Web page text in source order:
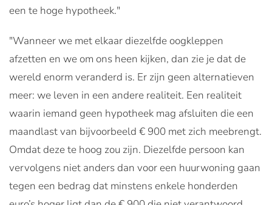
een te hoge hypotheek."
"Wanneer we met elkaar diezelfde oogkleppen
afzetten en we om ons heen kijken, dan zie je dat de
wereld enorm veranderd is. Er zijn geen alternatieven
meer: we leven in een andere realiteit. Een realiteit
waarin iemand geen hypotheek mag afsluiten die een
maandlast van bijvoorbeeld € 900 met zich meebrengt.
Omdat deze te hoog zou zijn. Diezelfde persoon kan
vervolgens niet anders dan voor een huurwoning gaan
tegen een bedrag dat minstens enkele honderden